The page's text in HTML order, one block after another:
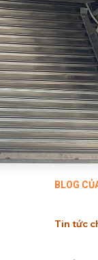
BLOG
Tin tức